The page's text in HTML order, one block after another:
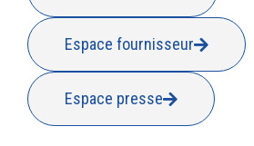
Espace fournisseur
Espace presse